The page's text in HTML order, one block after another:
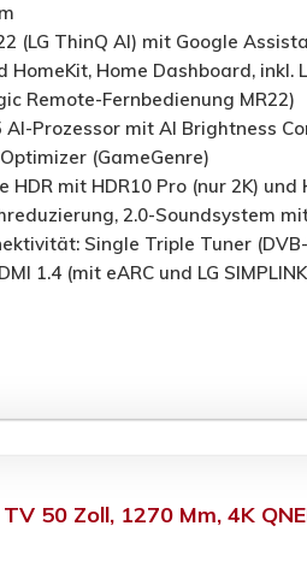
(LG ThinQ AI) mit Google
HomeKit, Home Dashboard,
Remote-Fernbedienung MR22)
AI-Prozessor mit AI Brightness
(GameGenre)
HDR mit HDR10 Pro (nur 2K)
2.0-Soundsystem
Single Triple Tuner
1.4 (mit eARC und LG
TV 50 Zoll, 1270 Mm, 4K